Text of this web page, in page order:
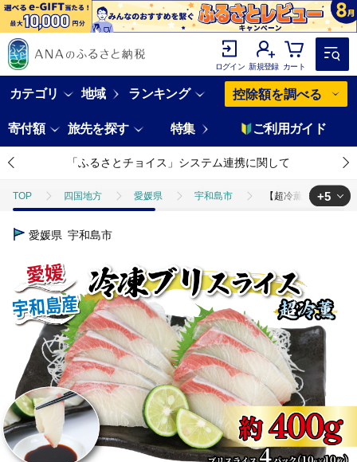
ログイン 新規登録 カート
カテゴリ 地域 ランキング 控除額を調べる
寄付額 旅先を探す 特集 ご利用ガイド
「ふるさとチョイス」システム連携に関して
TOP 四国地方 愛媛県 宇和島市 【超冷薫加工】鰤
TOP
TOP 魚介類 鮮魚 刺身 【超冷薫加工】鰤 ブリ ぶり
TOP 魚介類 鮮魚 ほかの鮮魚 【超冷薫加工】鰤 ブ
加工食品 【超冷薫加工】鰤 ブリ ぶり スライス 10g × 10枚
+5
愛媛県 宇和島市